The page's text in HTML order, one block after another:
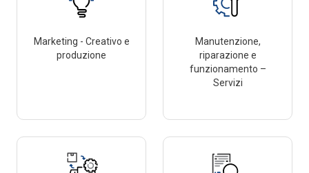
Marketing - Creativo e
produzione
Manutenzione,
riparazione e
funzionamento –
Servizi